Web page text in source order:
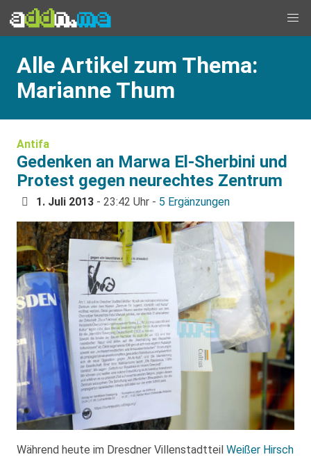
Alle Artikel zum Thema:
Marianne Thum
Antifa
Gedenken an Marwa El-Sherbini und
Protest gegen neurechtes Zentrum
1. Juli 2013 - 23:42 Uhr - 5 Ergänzungen
Während heute im Dresdner Villenstadtteil Weißer Hirsch